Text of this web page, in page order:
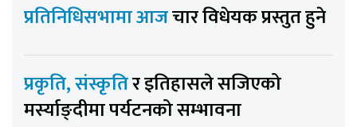
प्रतिनिधिसभामा आजचार विधेयक प्रस्तुत हुने
प्रकृति, संस्कृतिर इतिहासले सजिएको
मर्स्याङ्दीमा पर्यटनको सम्भावना